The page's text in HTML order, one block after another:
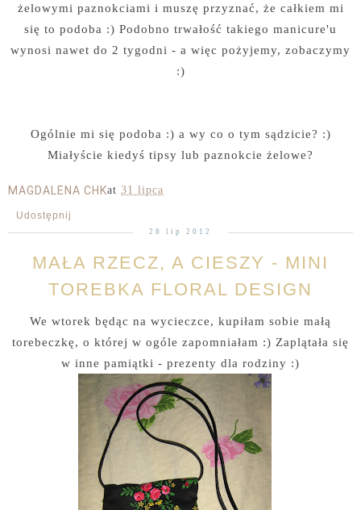
żelowymi paznokciami i muszę przyznać, że całkiem mi
się to podoba :) Podobno trwałość takiego manicure'u
wynosi nawet do 2 tygodni - a więc pożyjemy, zobaczymy
:)
Ogólnie mi się podoba :) a wy co o tym sądzicie? :)
Miałyście kiedyś tipsy lub paznokcie żelowe?
MAGDALENA CHKat 31 lipca
Udostępnij
28 lip 2012
MAŁA RZECZ, A CIESZY - MINI
TOREBKA FLORAL DESIGN
We wtorek będąc na wycieczce, kupiłam sobie małą
torebeczkę, o której w ogóle zapomniałam :) Zaplątała się
w inne pamiątki - prezenty dla rodziny :)